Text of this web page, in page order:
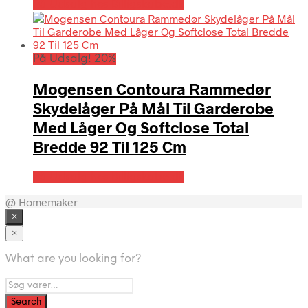
På Udsalg! 20%
Mogensen Contoura Rammedør
Skydelåger På Mål Til Garderobe
Med Låger Og Softclose Total
Bredde 92 Til 125 Cm
@ Homemaker
×
×
What are you looking for?